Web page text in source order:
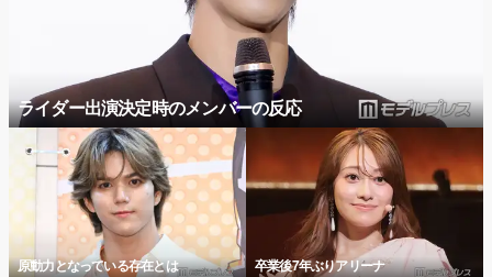
ライダー出演決定時のメンバーの反応
原動力となっている存在とは 卒業後7年ぶりアリーナ